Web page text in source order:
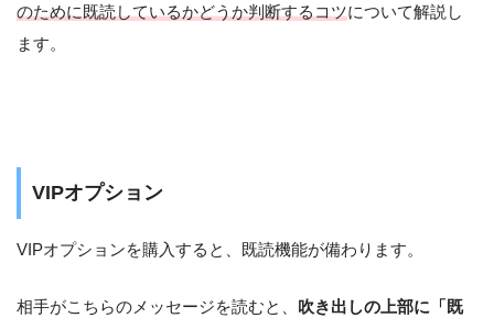
のために既読しているかどうか判断するコツについて解説し
ます。
VIPオプション
VIPオプションを購入すると、既読機能が備わります。
相手がこちらのメッセージを読むと、 吹き出しの上部に「既